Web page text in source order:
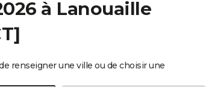
à Lanouaille
renseigner une ville ou de choisir une